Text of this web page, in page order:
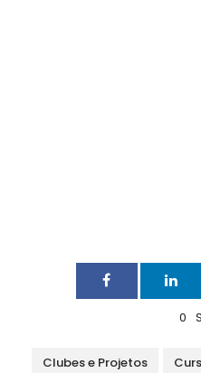
0
Clubes e Projetos